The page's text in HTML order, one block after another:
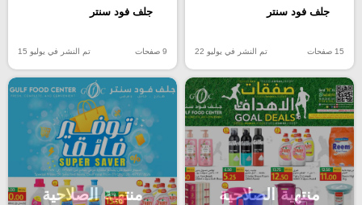
جلف فود سنتر
15 صفحات تم النشر في يوليو 22
جلف فود سنتر
9 صفحات تم النشر في يوليو 15
منتهية الصلاحية منتهية الصلاحية